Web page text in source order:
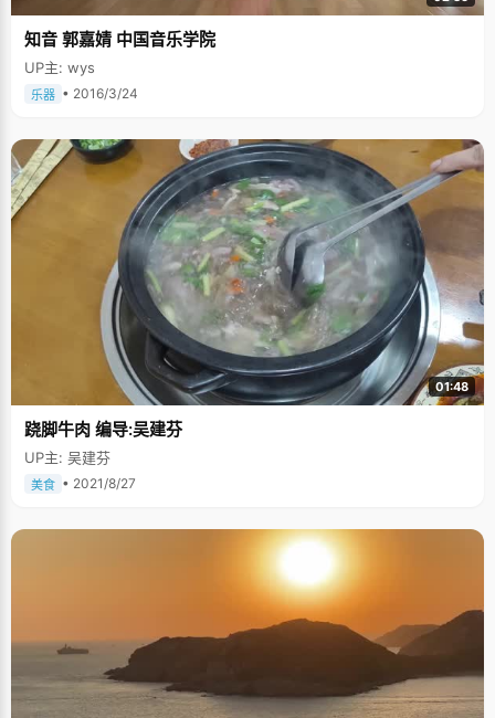
知音 郭嘉婧 中国音乐学院
UP主: wys
乐器 • 2016/3/24
01:48
跷脚牛肉 编导:吴建芬
UP主: 吴建芬
美食 • 2021/8/27